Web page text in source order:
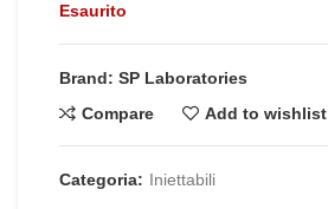
originale
era:
€50.00.
è:
€30.00.
Esaurito
Brand: SP Laboratories
Compare
Add to wishlist
Categoria: Iniettabili